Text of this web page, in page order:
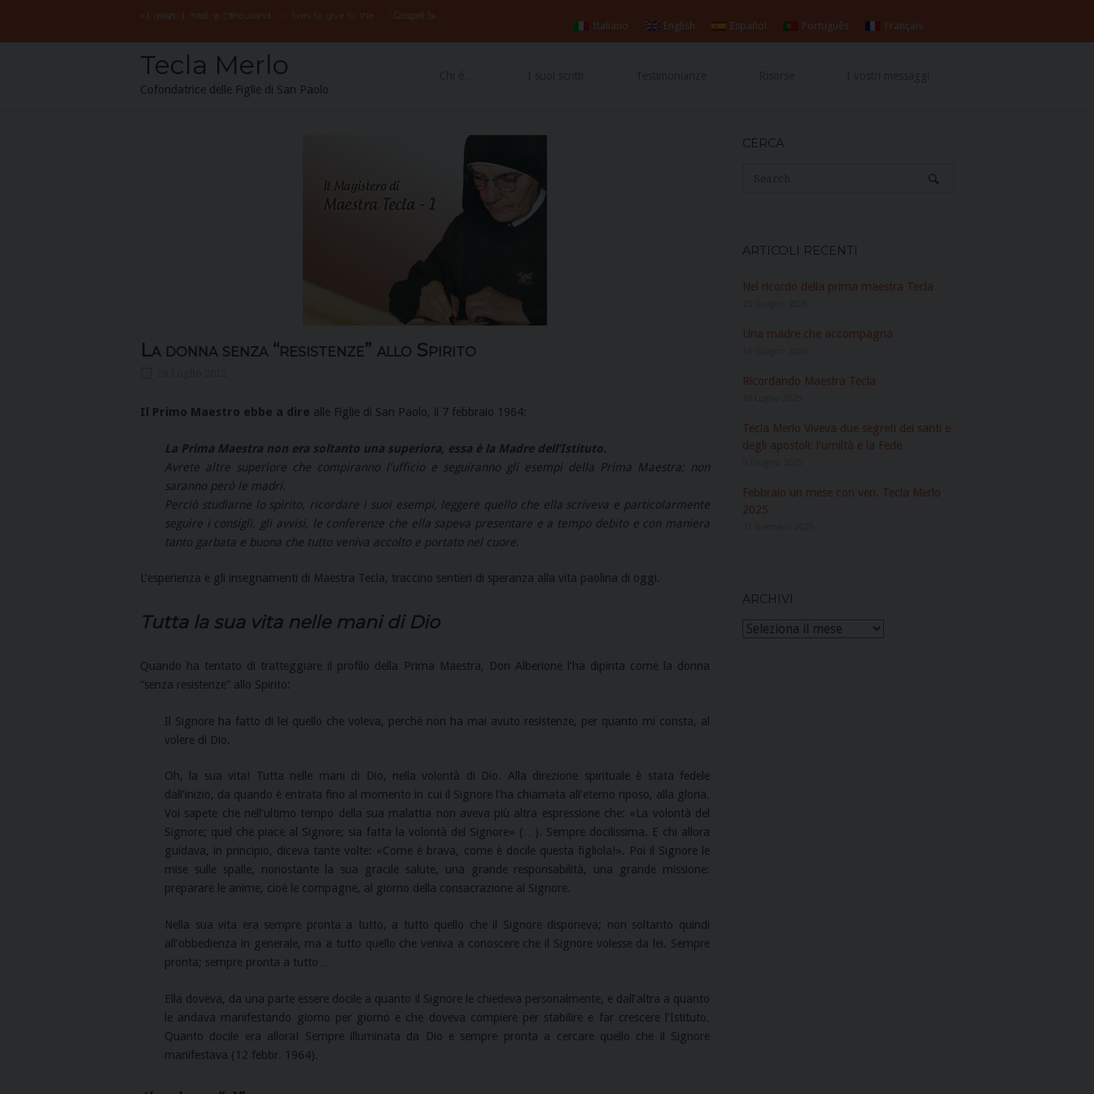
content
«IVorrei
wish
avereI had
mille avitethousand
per lives to give to the Gospel
Vangelo
!»
Italiano English Español Português Français
Tecla Merlo
Cofondatrice delle Figlie di San Paolo
La donna senza “resistenze” allo Spirito
Il Primo Maestro ebbe a dire alle Figlie di San Paolo, il 7 febbraio 1964:
La Prima Maestra non era soltanto una superiora, essa è la Madre dell’Istituto.
Avrete altre superiore che compiranno l’ufficio e seguiranno gli esempi della Prima Maestra; non
saranno però le madri.
Perciò studiarne lo spirito, ricordare i suoi esempi, leggere quello che ella scriveva e particolarmente
seguire i consigli, gli avvisi, le conferenze che ella sapeva presentare e a tempo debito e con maniera
tanto garbata e buona che tutto veniva accolto e portato nel cuore.
L’esperienza e gli insegnamenti di Maestra Tecla, traccino sentieri di speranza alla vita paolina di oggi.
Tutta la sua vita nelle mani di Dio
Quando ha tentato di tratteggiare il profilo della Prima Maestra, Don Alberione l’ha dipinta come la donna
“senza resistenze” allo Spirito:
Il Signore ha fatto di lei quello che voleva, perché non ha mai avuto resistenze, per quanto mi consta, al
volere di Dio.
Oh, la sua vita! Tutta nelle mani di Dio, nella volontà di Dio. Alla direzione spirituale è stata fedele
dall’inizio, da quando è entrata fino al momento in cui il Signore l’ha chiamata all’eterno riposo, alla gloria.
Voi sapete che nell’ultimo tempo della sua malattia non aveva più altra espressione che: «La volontà del
Signore; quel che piace al Signore; sia fatta la volontà del Signore» (…). Sempre docilissima. E chi allora
guidava, in principio, diceva tante volte: «Come è brava, come è docile questa figliola!». Poi il Signore le
mise sulle spalle, nonostante la sua gracile salute, una grande responsabilità, una grande missione:
preparare le anime, cioè le compagne, al giorno della consacrazione al Signore.
Nella sua vita era sempre pronta a tutto, a tutto quello che il Signore disponeva; non soltanto quindi
all’obbedienza in generale, ma a tutto quello che veniva a conoscere che il Signore volesse da lei. Sempre
pronta; sempre pronta a tutto…
Ella doveva, da una parte essere docile a quanto il Signore le chiedeva personalmente, e dall’altra a quanto
le andava manifestando giorno per giorno e che doveva compiere per stabilire e far crescere l’Istituto.
Quanto docile era allora! Sempre illuminata da Dio e sempre pronta a cercare quello che il Signore
manifestava (12 febbr. 1964).
CERCA
ARTICOLI RECENTI
Nel ricordo della prima maestra Tecla
Una madre che accompagna
Ricordando Maestra Tecla
Tecla Merlo Viveva due segreti dei santi e
degli apostoli: l’umiltà e la Fede
Febbraio un mese con ven. Tecla Merlo
2025
ARCHIVI
Archivi